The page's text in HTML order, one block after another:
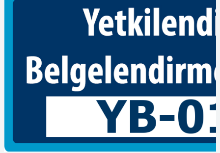
Elektro-Mekanik Montaj İşçisi-seviye 4 mesleki yeterlilik belgesi
konusunda sizlerin sorularına cevap veriyoruz.
Teorik Değerlendirme: Yeterlilik birimlerinin teorik değerlendirmesi
ayrı veya birlikte düzenlenen yazılı sınavla yapılır. Elektro-Mekanik
Montaj İşçisi Seviye 4 mesleği yeterlilik birimlerinin teorik
değerlendirmesinde, yeterlilik birimlerinde belirtilen soru sayısı ve
sürede, çoktan seçmeli ve boşluk doldurmalı her biri eşit puan
değerinde olacak şekilde düzenlenmiş soruların yer aldığı ölçme
Yeterlilik birimlerindeki teorik ve performansa dayalı sınavlar, her
birim için ayrı ayrı yapılabileceği gibi birlikte de yapılabilir. Ancak
her bir birimin değerlendirilmesi bağımsız yapılmalıdır.